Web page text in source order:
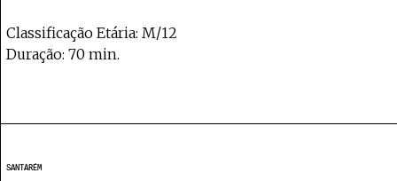
Classificação Etária: M/12
Duração: 70 min.
SANTARÉM